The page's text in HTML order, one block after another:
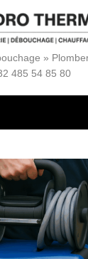
»
485 54 85 80